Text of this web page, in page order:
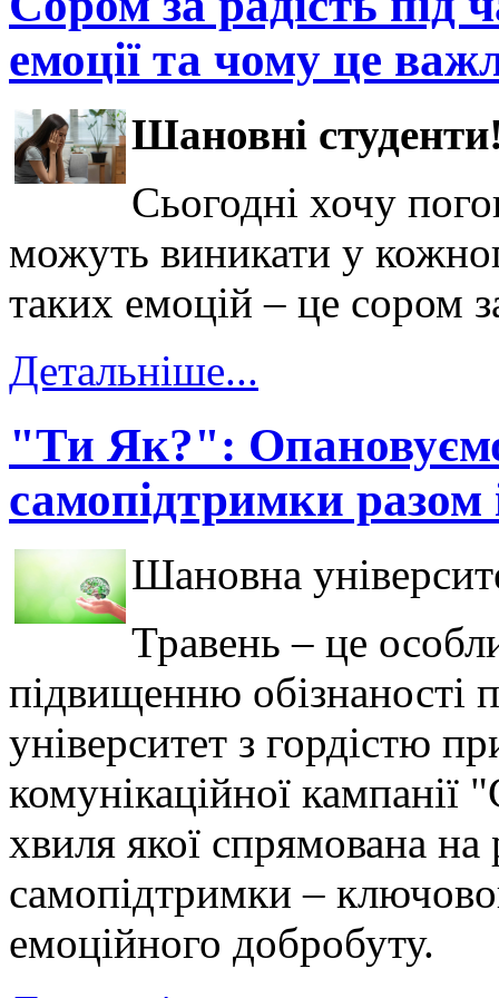
емоції та чому це
Шановні
Сьогодні хочу
можуть виникати у
таких емоцій – це сором
Детальніше...
"Ти Як?":
самопідтримки
Шановна
Травень – це
підвищенню обізнаності
університет з гордістю
комунікаційної
хвиля якої спрямована
самопідтримки –
емоційного добробуту.